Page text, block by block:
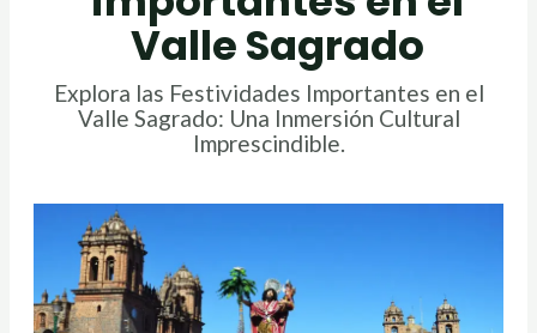
Valle Sagrado
Explora las Festividades Importantes en el
Valle Sagrado: Una Inmersión Cultural
Imprescindible.